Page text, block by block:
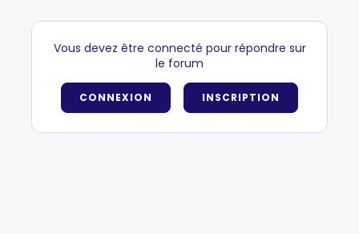
Vous devez être connecté pour répondre sur
le forum
CONNEXION INSCRIPTION